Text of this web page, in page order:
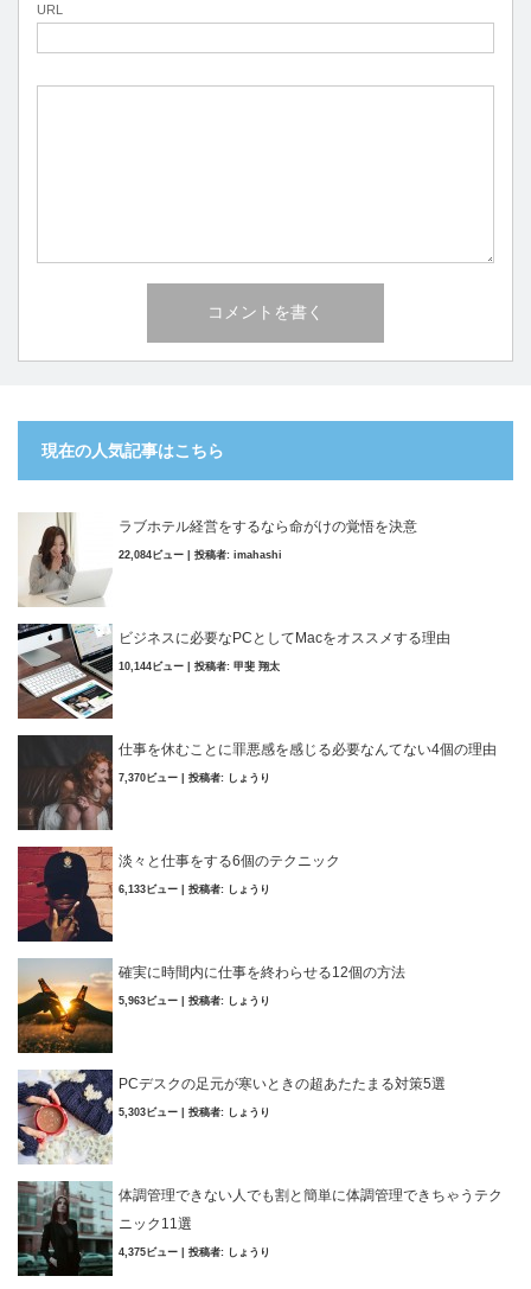
URL
現在の人気記事はこちら
ラブホテル経営をするなら命がけの覚悟を決意
22,084ビュー 投稿者: imahashi
ビジネスに必要なPCとしてMacをオススメする理由
10,144ビュー 投稿者: 甲斐 翔太
仕事を休むことに罪悪感を感じる必要なんてない4個の理由
7,370ビュー 投稿者: しょうり
淡々と仕事をする6個のテクニック
6,133ビュー 投稿者: しょうり
確実に時間内に仕事を終わらせる12個の方法
5,963ビュー 投稿者: しょうり
PCデスクの足元が寒いときの超あたたまる対策5選
5,303ビュー 投稿者: しょうり
体調管理できない人でも割と簡単に体調管理できちゃうテク
ニック11選
4,375ビュー 投稿者: しょうり